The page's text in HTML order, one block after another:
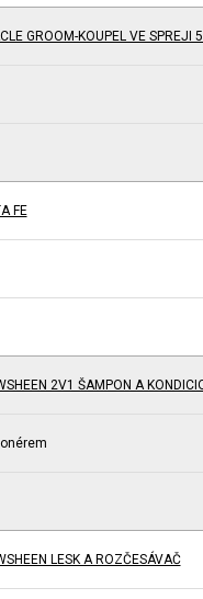
GROOM-KOUPEL VE SPREJI
FE
2V1 ŠAMPON A
LESK A ROZČESÁVAČ